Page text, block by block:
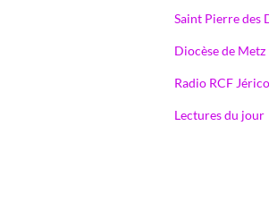
Saint Pierre des
Diocèse de Metz
Radio RCF Jérico
Lectures du jour